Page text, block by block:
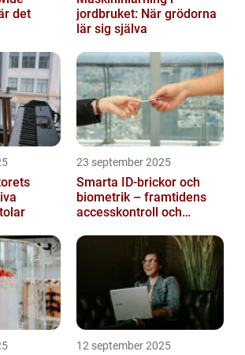
det
jordbruket: När grödorna
lär sig själva
23 september 2025
Smarta ID-brickor och
biometrik – framtidens
accesskontroll och
12 september 2025